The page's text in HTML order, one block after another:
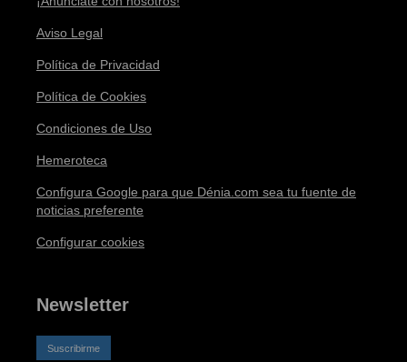
Aviso Legal
Política de Privacidad
Política de Cookies
Condiciones de Uso
Hemeroteca
Configura Google para que Dénia.com sea tu fuente de
noticias preferente
Configurar cookies
Newsletter
Suscribirme